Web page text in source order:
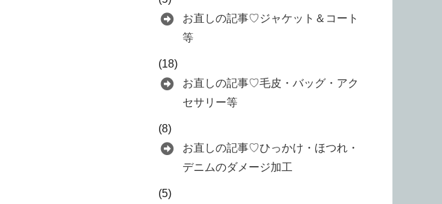
お直しの記事♡ジャケット＆コート
等
(18)
お直しの記事♡毛皮・バッグ・アク
セサリー等
(8)
お直しの記事♡ひっかけ・ほつれ・
デニムのダメージ加工
(5)